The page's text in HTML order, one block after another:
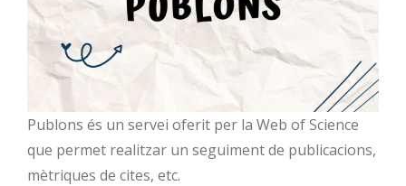
Publons és un servei oferit per la Web of Science
que permet realitzar un seguiment de publicacions,
mètriques de cites, etc.